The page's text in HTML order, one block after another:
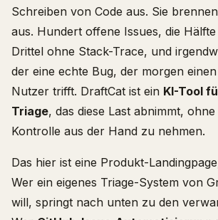
Schreiben von Code aus. Sie
aus. Hundert offene Issues, die
Drittel ohne Stack-Trace, und
der eine echte Bug, der morgen
Nutzer trifft. DraftCat ist ein KI-Tool
Triage, das diese Last abnimmt,
Kontrolle aus der Hand zu nehmen.
Das hier ist eine Produkt-
Wer ein eigenes Triage-System von
will, springt nach unten zu den